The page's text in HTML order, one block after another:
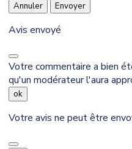
Annuler Envoyer
Avis envoyé
Votre commentaire a bien
qu'un modérateur l'aura
ok
Votre avis ne peut être